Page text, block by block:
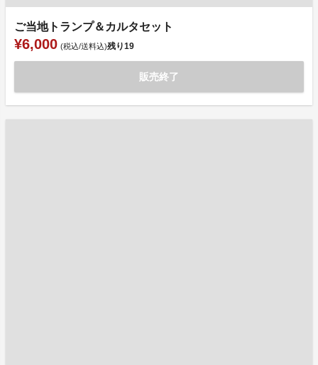
ご当地トランプ＆カルタセット
¥6,000 (税込/送料込)残り19
販売終了